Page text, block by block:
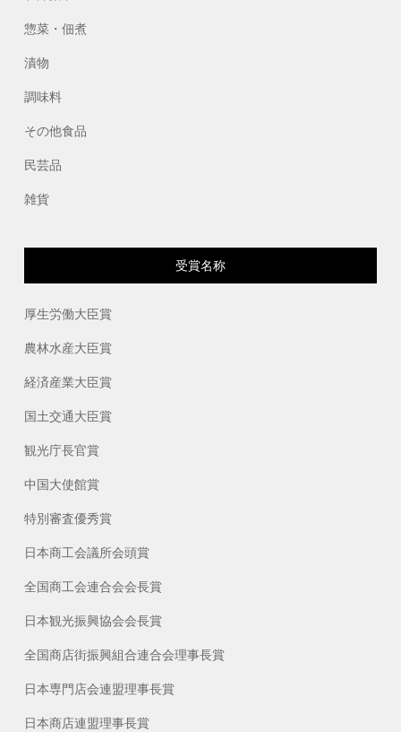
惣菜・佃煮
漬物
調味料
その他食品
民芸品
雑貨
受賞名称
厚生労働大臣賞
農林水産大臣賞
経済産業大臣賞
国土交通大臣賞
観光庁長官賞
中国大使館賞
特別審査優秀賞
日本商工会議所会頭賞
全国商工会連合会会長賞
日本観光振興協会会長賞
全国商店街振興組合連合会理事長賞
日本専門店会連盟理事長賞
日本商店連盟理事長賞